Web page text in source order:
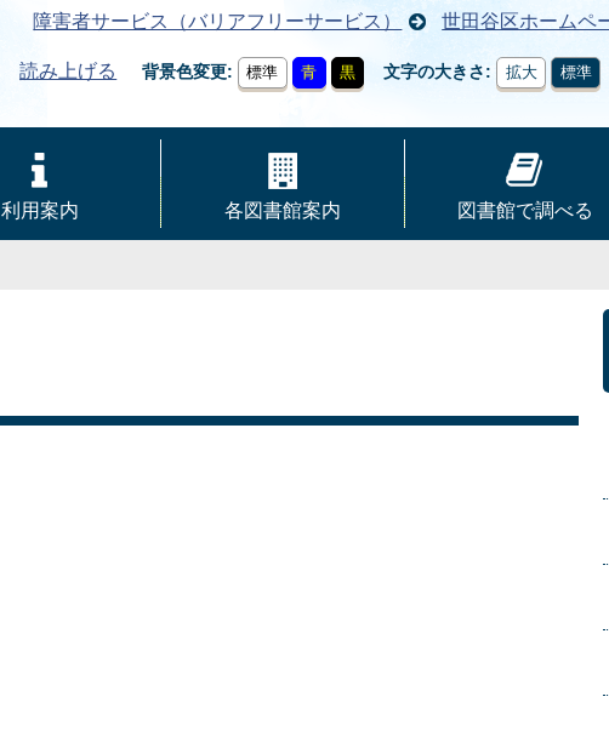
障害者サービス（バリアフリーサービス） 世田谷区ホームペ
読み上げる 背景色変更 標準 青 黒 文字の大きさ 拡大 標準
利用案内 各図書館案内 図書館で調べる